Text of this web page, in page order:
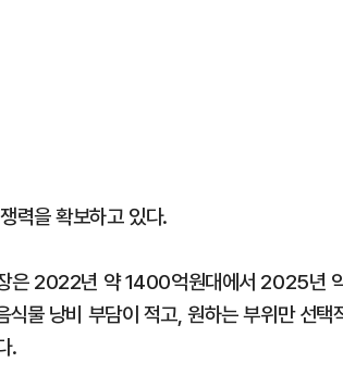
력을 확보하고 있다.
은 2022년 약 1400억원대에서 2025년
물 낭비 부담이 적고, 원하는 부위만 선
.